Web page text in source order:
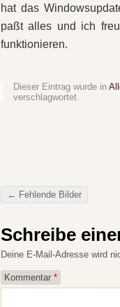
hat das
paßt alles und ich
funktionieren.
Dieser Eintrag wurde in
verschlagwortet.
← Fehlende Bilder
Schreibe
Deine E-Mail-Adresse wird
Kommentar *